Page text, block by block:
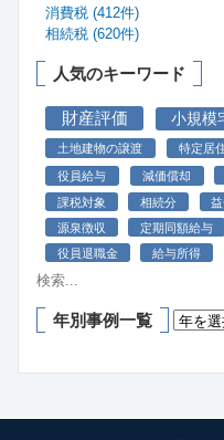
消費税 (412件)
相続税 (620件)
人気のキーワード
財産評価 小規模
土地建物の譲渡 特定居
役員給与 減価償却
課税対象
相続分
源泉徴収
定期同額給与
役員退職金
給与所得
年別事例一覧